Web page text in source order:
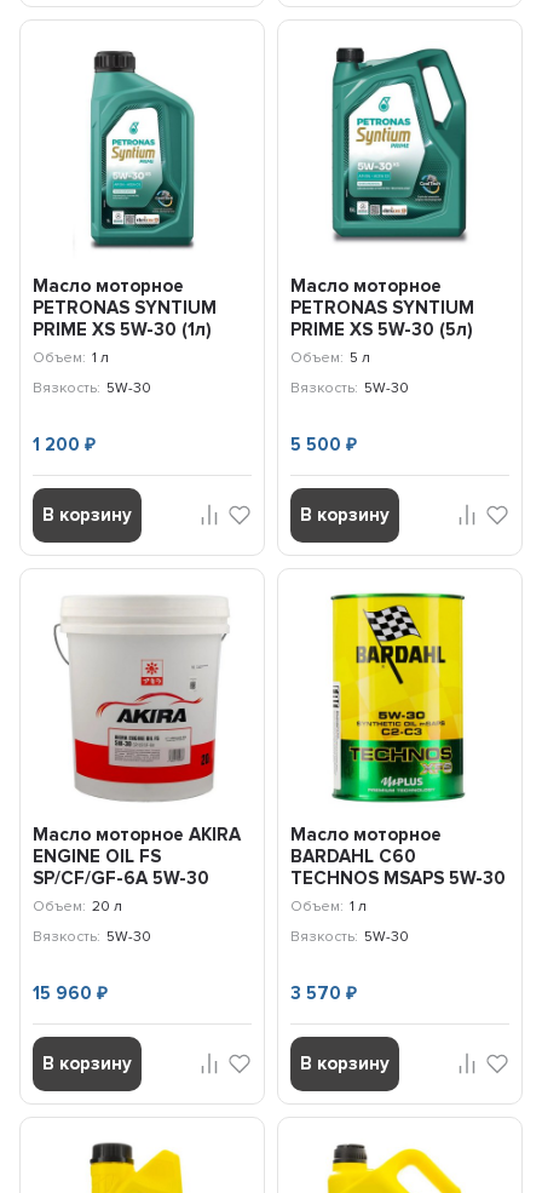
Масло моторное
PETRONAS SYNTIUM
PRIME XS 5W-30 (1л)
71235E18EU
Объем: 1 л
Вязкость: 5W-30
1 200₽
В корзину
Масло моторное
PETRONAS SYNTIUM
PRIME XS 5W-30 (5л)
71235M12EU
Объем: 5 л
Вязкость: 5W-30
5 500 ₽
В корзину
Масло моторное AKIRA
ENGINE OIL FS
SP/CF/GF-6A 5W-30
(20л) A00032239-020
Объем: 20 л
Вязкость: 5W-30
15 960₽
В корзину
Масло моторное
BARDAHL С60
TECHNOS MSAPS 5W-30
(1л) 342039
Объем: 1 л
Вязкость: 5W-30
3 570 ₽
В корзину